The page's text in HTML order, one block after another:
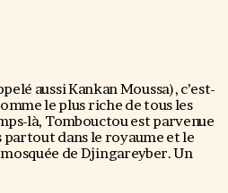
aussi Kankan Moussa), c’est-
le plus riche de tous les
là, Tombouctou est parvenue
dans le royaume et le
de Djingareyber. Un